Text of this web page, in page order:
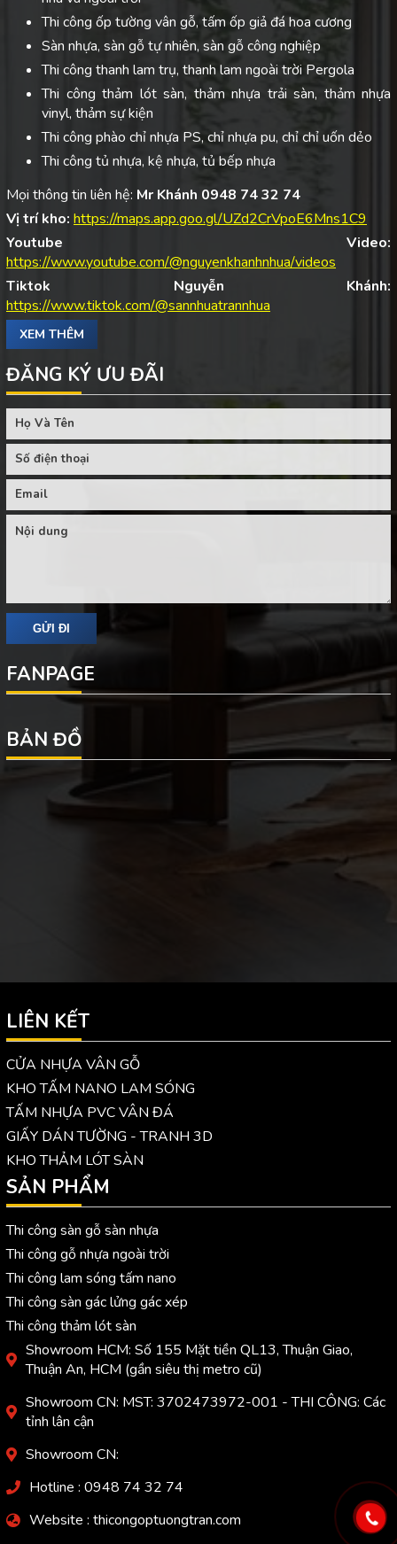
Thi công ốp tường vân gỗ, tấm ốp giả đá hoa cương
Sàn nhựa, sàn gỗ tự nhiên, sàn gỗ công nghiệp
Thi công thanh lam trụ, thanh lam ngoài trời Pergola
Thi công thảm lót sàn, thảm nhựa trải sàn, thảm nhựa
vinyl, thảm sự kiện
Thi công phào chỉ nhựa PS, chỉ nhựa pu, chỉ chỉ uốn dẻo
Thi công tủ nhựa, kệ nhựa, tủ bếp nhựa
Mọi thông tin liên hệ: Mr Khánh 0948 74 32 74
Vị trí kho: https://maps.app.goo.gl/UZd2CrVpoE6Mns1C9
Youtube Video:
https://www.youtube.com/@nguyenkhanhnhua/videos
Tiktok Nguyễn Khánh:
https://www.tiktok.com/@sannhuatrannhua
XEM THÊM
ĐĂNG KÝ ƯU ĐÃI
FANPAGE
BẢN ĐỒ
LIÊN KẾT
CỬA NHỰA VÂN GỖ
KHO TẤM NANO LAM SÓNG
TẤM NHỰA PVC VÂN ĐÁ
GIẤY DÁN TƯỜNG - TRANH 3D
KHO THẢM LÓT SÀN
SẢN PHẨM
Thi công sàn gỗ sàn nhựa
Thi công gỗ nhựa ngoài trời
Thi công lam sóng tấm nano
Thi công sàn gác lửng gác xép
Thi công thảm lót sàn
Showroom HCM: Số 155 Mặt tiền QL13, Thuận Giao,
Thuận An, HCM (gần siêu thị metro cũ)
Showroom CN: MST: 3702473972-001 - THI CÔNG: Các
tỉnh lân cận
Showroom CN:
Hotline : 0948 74 32 74
Website : thicongoptuongtran.com